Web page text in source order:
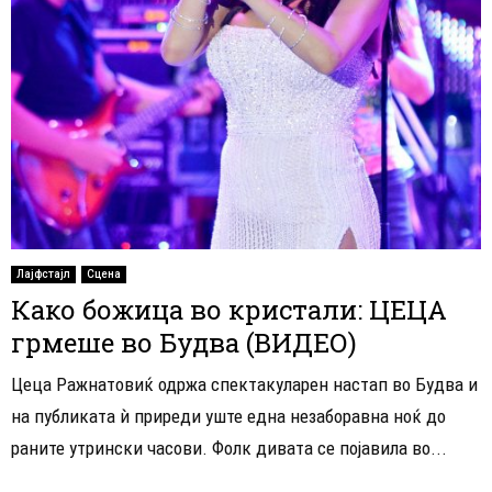
Лајфстајл Сцена
Како божица во кристали: ЦЕЦА
грмеше во Будва (ВИДЕО)
Цеца Ражнатовиќ одржа спектакуларен настап во Будва и
на публиката ѝ приреди уште една незаборавна ноќ до
раните утрински часови. Фолк дивата се појавила во...